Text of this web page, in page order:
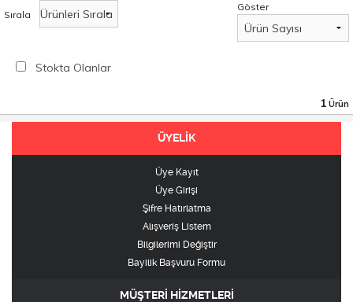
Sırala
Göster
Stokta Olanlar
1 Ürün
ÜYELİK
Üye Kayıt
Üye Girişi
Şifre Hatırlatma
Alışveriş Listem
Bilgilerimi Değiştir
Bayilik Başvuru Formu
MÜŞTERİ HİZMETLERİ